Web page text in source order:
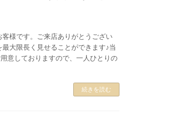
様です。ご来店ありがとうござい
大限長く見せることができます♪当
意しておりますので、一人ひとりの
続きを読む